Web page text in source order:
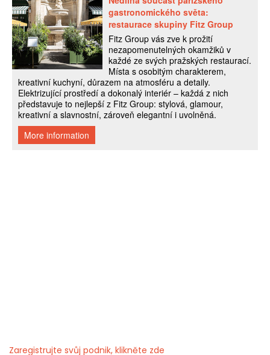
Zaregistrujte svůj podnik, klikněte zde